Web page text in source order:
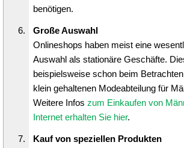
benötigen.
Große Auswahl
Onlineshops haben meist eine
Auswahl als stationäre Geschäfte.
beispielsweise schon beim
klein gehaltenen Modeabteilung für
Weitere Infos zum Einkaufen von
Internet erhalten Sie hier.
Kauf von speziellen Produkten